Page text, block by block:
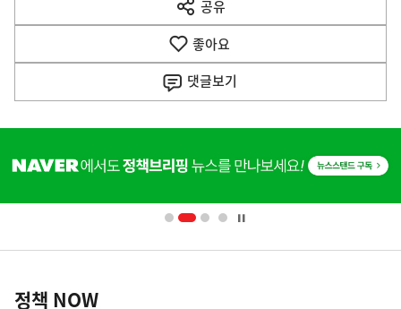
음
공유
열
기
좋아요
댓글보기
단
영
책
정책 NOW